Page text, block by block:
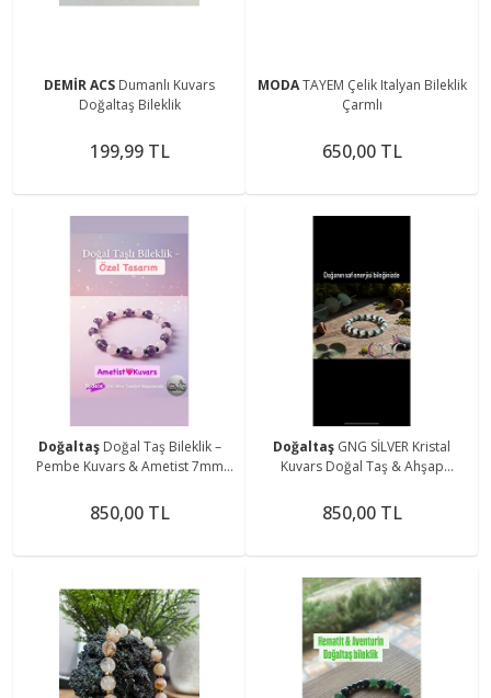
DEMİR ACS Dumanlı Kuvars
Doğaltaş Bileklik
199,99 TL
MODATAYEM Çelik Italyan Bileklik
Çarmlı
650,00 TL
Doğaltaş Doğal Taş Bileklik –
Pembe Kuvars & Ametist 7mm
850,00 TL
Doğaltaş GNG SİLVER Kristal
Kuvars Doğal Taş & Ahşap
Boho Tarz
850,00 TL